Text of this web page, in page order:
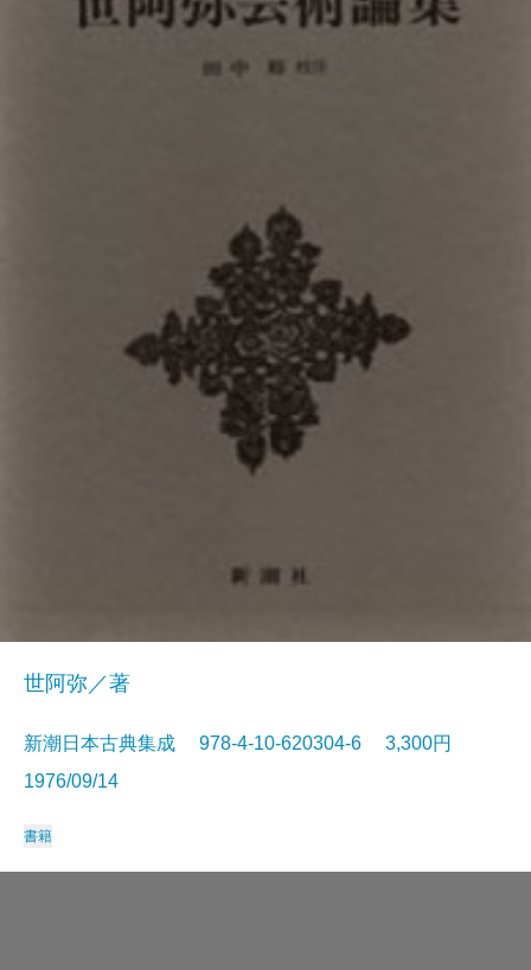
世阿弥／著
新潮日本古典集成 978-4-10-620304-6 3,300円
1976/09/14
書籍